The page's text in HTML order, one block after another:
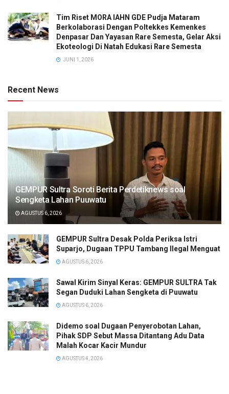
Tim Riset MORA IAHN GDE Pudja Mataram
Berkolaborasi Dengan Poltekkes Kemenkes
Denpasar Dan Yayasan Rare Semesta, Gelar Aksi
Ekoteologi Di Natah Edukasi Rare Semesta
JUNI 1, 2026
Recent News
GEMPUR Sultra Soroti Berita Perdetiknews soal
Sengketa Lahan Puuwatu
AGUSTUS 6, 2026
GEMPUR Sultra Desak Polda Periksa Istri
Suparjo, Dugaan TPPU Tambang Ilegal Menguat
AGUSTUS 6, 2026
Sawal Kirim Sinyal Keras: GEMPUR SULTRA Tak
Segan Duduki Lahan Sengketa di Puuwatu
AGUSTUS 6, 2026
Didemo soal Dugaan Penyerobotan Lahan,
Pihak SDP Sebut Massa Ditantang Adu Data
Malah Kocar Kacir Mundur
AGUSTUS 4, 2026